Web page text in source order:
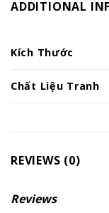
ADDITIONAL
Kích Thước
Chất Liệu Tranh
REVIEWS (0)
Reviews